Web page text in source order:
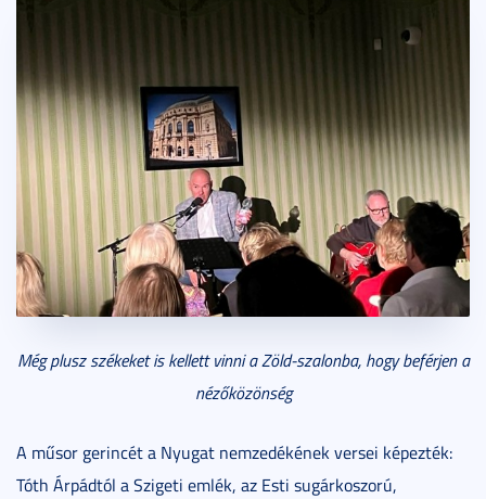
Még plusz székeket is kellett vinni a Zöld-szalonba, hogy beférjen a
nézőközönség
A műsor gerincét a Nyugat nemzedékének versei képezték:
Tóth Árpádtól a Szigeti emlék, az Esti sugárkoszorú,